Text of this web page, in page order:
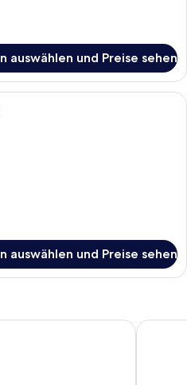
auswählen und Preise sehen
Ein modernes Hotelzimmer mit
auswählen und Preise sehen
Hard